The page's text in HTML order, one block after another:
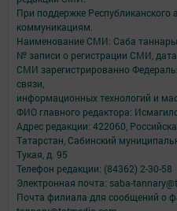
При поддержке Республиканского
коммуникациям.
Наименование СМИ: Саба таннары
№ записи о регистрации СМИ,
СМИ зарегистрированно
связи,
информационных технологий и
ФИО главного редактора:
Адрес редакции: 422060,
Татарстан, Сабинский
Тукая, д. 95
Телефон редакции: (84362) 2-30-58
Электронная почта: saba-
Почта филиала для сообщений о